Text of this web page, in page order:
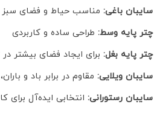
سایبان باغی: مناسب حیاط و فضای سبز
چتر پایه وسط: طراحی ساده و کاربردی
چتر پایه بغل: برای ایجاد فضای بیشتر
سایبان ویلایی: مقاوم در برابر باد و
سایبان رستورانی: انتخابی ایده‌آل